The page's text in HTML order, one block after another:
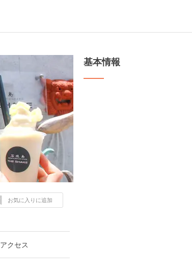
お気に入りに追加
アクセス
基本情報